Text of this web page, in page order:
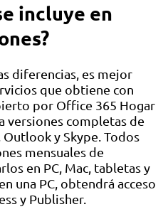
incluye en
diferencias, es mejor
que obtiene con
por Office 365 Hogar
versiones completas de
y Skype. Todos
mensuales de
en PC, Mac, tabletas y
una PC, obtendrá acceso
y Publisher.